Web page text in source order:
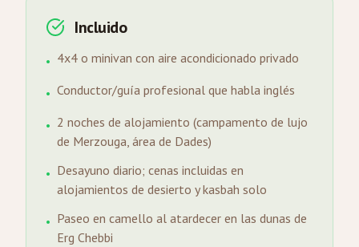
Incluido
• 4x4 o minivan con aire acondicionado privado
• Conductor/guía profesional que habla inglés
• 2 noches de alojamiento (campamento de lujo
de Merzouga, área de Dades)
• Desayuno diario; cenas incluidas en
alojamientos de desierto y kasbah solo
• Paseo en camello al atardecer en las dunas de
Erg Chebbi